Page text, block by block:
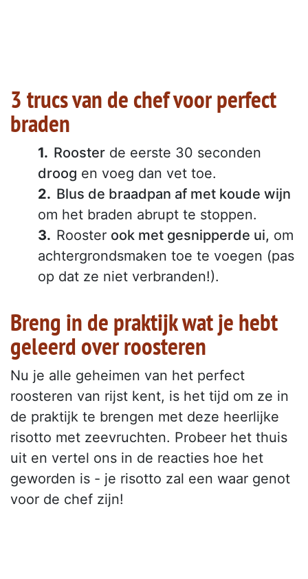
3 trucs van de chef voor perfect
braden
Rooster de eerste 30 seconden
droog en voeg dan vet toe.
Blus de braadpan af met koude wijn
om het braden abrupt te stoppen.
Rooster ook met gesnipperde ui, om
achtergrondsmaken toe te voegen (pas
op dat ze niet verbranden!).
Breng in de praktijk wat je hebt
geleerd over roosteren
Nu je alle geheimen van het perfect
roosteren van rijst kent, is het tijd om ze in
de praktijk te brengen met deze heerlijke
risotto met zeevruchten. Probeer het thuis
uit en vertel ons in de reacties hoe het
geworden is - je risotto zal een waar genot
voor de chef zijn!